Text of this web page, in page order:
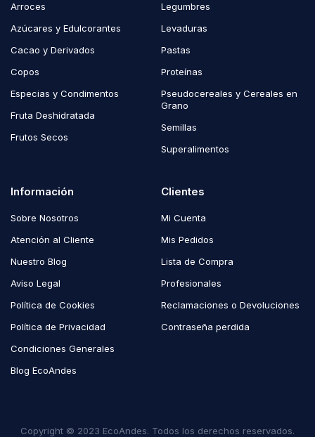
Arroces
Azúcares y Edulcorantes
Cacao y Derivados
Copos
Especias y Condimentos
Fruta Deshidratada
Frutos Secos
Legumbres
Levaduras
Pastas
Proteínas
Pseudocereales y Cereales en
Grano
Semillas
Superalimentos
Información
Sobre Nosotros
Atención al Cliente
Nuestro Blog
Aviso Legal
Política de Cookies
Política de Privacidad
Condiciones Generales
Blog EcoAndes
Clientes
Mi Cuenta
Mis Pedidos
Lista de Compra
Profesionales
Reclamaciones o Devoluciones
Contraseña perdida
Copyright © 2023 EcoAndes. Todos los derechos reservados.